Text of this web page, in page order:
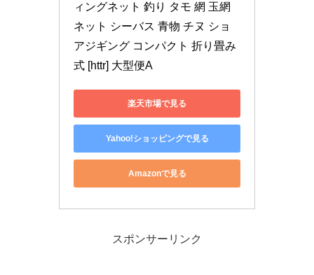
ィングネット 釣り タモ 網 玉網
ネット シーバス 青物 チヌ ショ
アジギング コンパクト 折り畳み
式 [httr] 大型便A
楽天市場で見る
Yahoo!ショッピングで見る
Amazonで見る
スポンサーリンク